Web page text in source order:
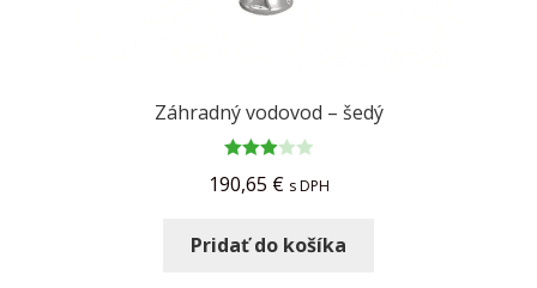
Záhradný vodovod – šedý
enie
5
190,65 € s DPH
Pridať do košíka